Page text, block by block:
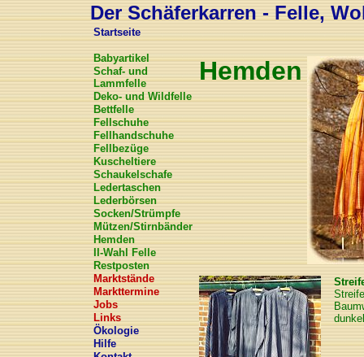
Der Schäferkarren - Felle,
Startseite
Babyartikel
Schaf- und
Lammfelle
Deko- und Wildfelle
Bettfelle
Fellschuhe
Fellhandschuhe
Fellbezüge
Kuscheltiere
Schaukelschafe
Ledertaschen
Lederbörsen
Socken/Strümpfe
Mützen/Stirnbänder
Hemden
II-Wahl Felle
Restposten
Marktstände
Markttermine
Jobs
Links
Ökologie
Hilfe
Hemden